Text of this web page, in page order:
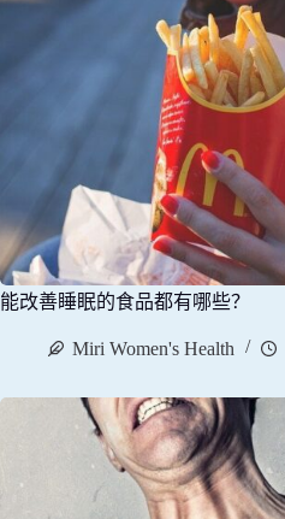
能改善睡眠的食品都有哪些？
Miri Women's Health